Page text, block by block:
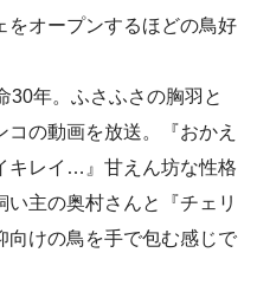
をオープンするほどの鳥好
年。ふさふさの胸羽と
の動画を放送。『おかえ
キレイ…』甘えん坊な性格
主の奥村さんと『チェリ
向けの鳥を手で包む感じで